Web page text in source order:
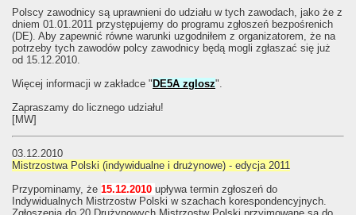
Polscy zawodnicy są uprawnieni do udziału w tych zawodach, jako że z
dniem 01.01.2011 przystępujemy do programu zgłoszeń bezpośrenich
(DE). Aby zapewnić równe warunki uzgodniłem z organizatorem, że na
potrzeby tych zawodów polcy zawodnicy będą mogli zgłaszać się już
od 15.12.2010.
Więcej informacji w zakładce "DE5A zglosz".
Zapraszamy do licznego udziału!
[MW]
03.12.2010
Mistrzostwa Polski (indywidualne i drużynowe) - edycja 2011
Przypominamy, że 15.12.2010 upływa termin zgłoszeń do
Indywidualnych Mistrzostw Polski w szachach korespondencyjnych.
Zgłoszenia do 20 Drużynowych Mistrzostw Polski przyjmowane są do